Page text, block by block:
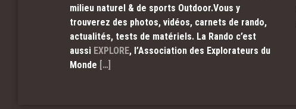
milieu naturel & de sports Outdoor.Vous y
trouverez des photos, vidéos, carnets de rando,
actualités, tests de matériels. La Rando c’est
aussi EXPLORE, l’Association des Explorateurs du
Monde […]